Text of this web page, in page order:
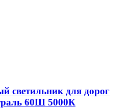
светильник для дорог
60Ш 5000К